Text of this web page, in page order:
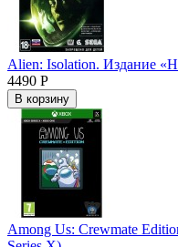
Alien: Isolation. Издание
4490 Р
В корзину
Among Us: Crewmate